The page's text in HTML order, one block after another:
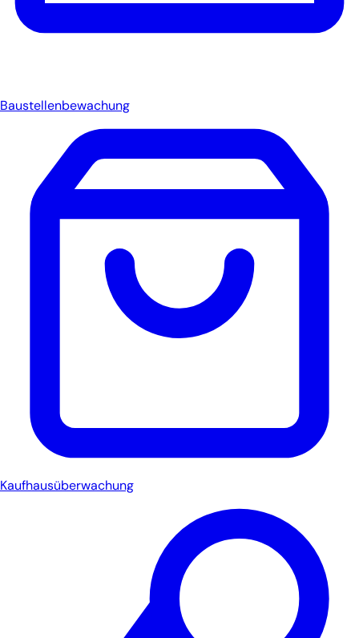
Baustellenbewachung
Kaufhausüberwachung